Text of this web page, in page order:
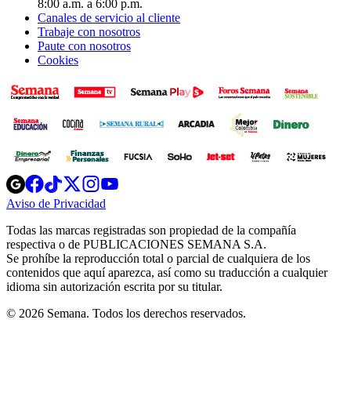
8:00 a.m. a 6:00 p.m.
Canales de servicio al cliente
Trabaje con nosotros
Paute con nosotros
Cookies
Opens
in
new
Opens
in
new
Opens
in
new
window
Opens
new
windowwindow
Aviso de Privacidad
new
window
Todas las marcas registradas son propiedad de la compañía
respectiva o de PUBLICACIONES SEMANA S.A.
Se prohíbe la reproducción total o parcial de cualquiera de los
contenidos que aquí aparezca, así como su traducción a cualquier
idioma sin autorización escrita por su titular.
© 2026 Semana. Todos los derechos reservados.